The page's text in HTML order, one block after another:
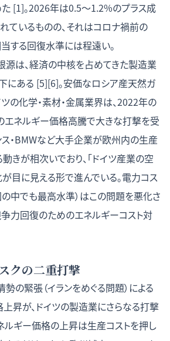
た [1]。2026年は0.5〜1.2%のプラス成
ているものの、それはコロナ禍前の
する回復水準には程遠い。
源は、経済の中核を占めてきた製造業
にある [5][6]。安価なロシア産天然ガ
の化学・素材・金属業界は、2022年の
エネルギー価格高騰で大きな打撃を受
ス・BMWなど大手企業が欧州内の生産
きが相次いでおり、「ドイツ産業の空
目に見える形で進んでいる。電力コス
の中でも最高水準）はこの問題を悪化さ
力回復のためのエネルギーコスト対
クの二重打撃
の緊張（イランをめぐる問題）による
昇が、ドイツの製造業にさらなる打撃
ルギー価格の上昇は生産コストを押し